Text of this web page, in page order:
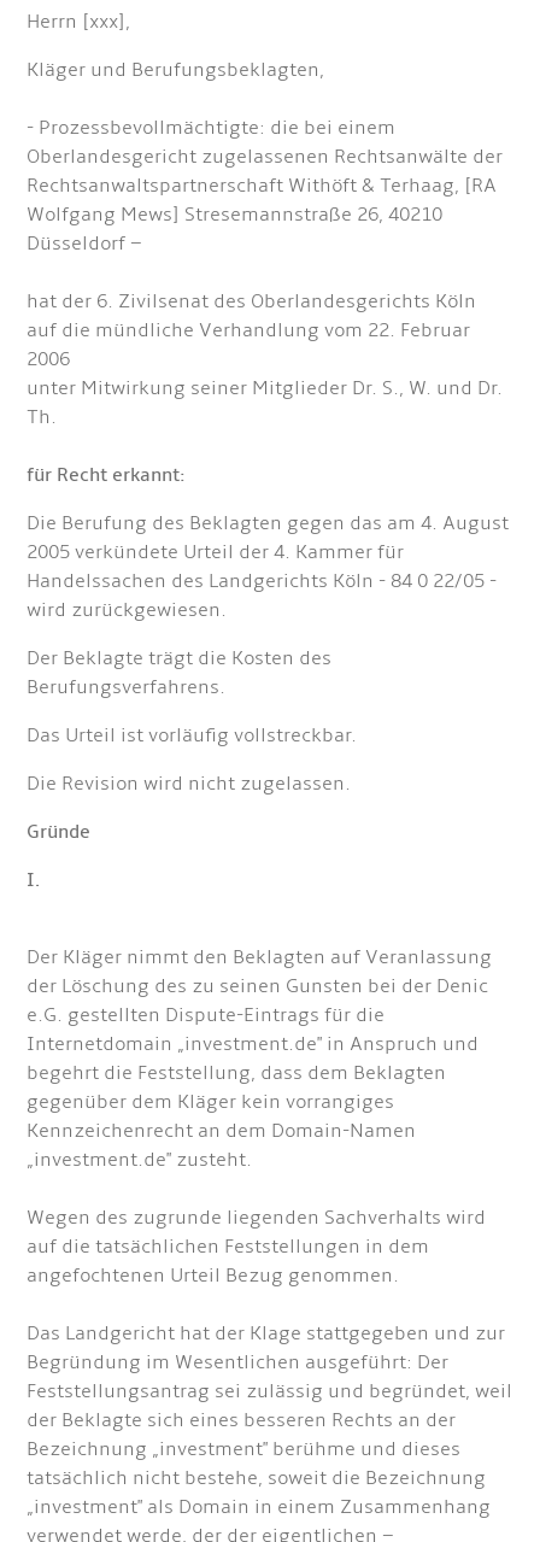
Herrn [xxx],
Kläger und Berufungsbeklagten,
- Prozessbevollmächtigte: die bei einem
Oberlandesgericht zugelassenen Rechtsanwälte der
Rechtsanwaltspartnerschaft Withöft & Terhaag, [RA
Wolfgang Mews] Stresemannstraße 26, 40210
Düsseldorf –
hat der 6. Zivilsenat des Oberlandesgerichts Köln
auf die mündliche Verhandlung vom 22. Februar
2006
unter Mitwirkung seiner Mitglieder Dr. S., W. und Dr.
Th.
für Recht erkannt:
Die Berufung des Beklagten gegen das am 4. August
2005 verkündete Urteil der 4. Kammer für
Handelssachen des Landgerichts Köln - 84 0 22/05 -
wird zurückgewiesen.
Der Beklagte trägt die Kosten des
Berufungsverfahrens.
Das Urteil ist vorläufig vollstreckbar.
Die Revision wird nicht zugelassen.
Gründe
I.
Der Kläger nimmt den Beklagten auf Veranlassung
der Löschung des zu seinen Gunsten bei der Denic
e.G. gestellten Dispute-Eintrags für die
Internetdomain „investment.de" in Anspruch und
begehrt die Feststellung, dass dem Beklagten
gegenüber dem Kläger kein vorrangiges
Kennzeichenrecht an dem Domain-Namen
„investment.de" zusteht.
Wegen des zugrunde liegenden Sachverhalts wird
auf die tatsächlichen Feststellungen in dem
angefochtenen Urteil Bezug genommen.
Das Landgericht hat der Klage stattgegeben und zur
Begründung im Wesentlichen ausgeführt: Der
Feststellungsantrag sei zulässig und begründet, weil
der Beklagte sich eines besseren Rechts an der
Bezeichnung „investment" berühme und dieses
tatsächlich nicht bestehe, soweit die Bezeichnung
„investment" als Domain in einem Zusammenhang
verwendet werde, der der eigentlichen –